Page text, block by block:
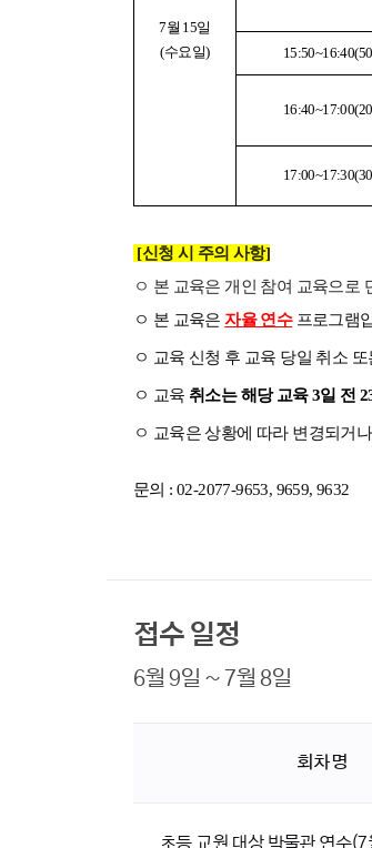
7월 15일
(수요일)
17:00~1 7:30(30
[신청 시 주의 사항]
ㅇ 본 교육은 개인 참여 교육으로
ㅇ 본 교육은자율 연수프로그램
ㅇ 교육 신청 후 교육 당일 취소
ㅇ 교육 취소는 해당 교육 3일 전
ㅇ 교육은 상황에 따라 변경되거
문의 : 02-2077-9653, 9659, 9632
접수 일정
6월 9일 ~ 7월 8일
회차명
초등 교원 대상 박물관 연수